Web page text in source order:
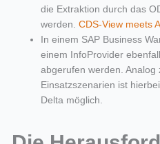
die Extraktion durch das
werden. CDS-View meets
In einem SAP Business
einem InfoProvider
abgerufen werden. Analog
Einsatzszenarien ist
Delta möglich.